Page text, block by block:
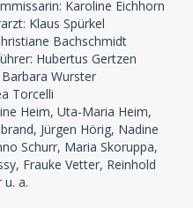
Karoline Eichhorn
Klaus Spürkel
Bachschmidt
Hubertus Gertzen
Wurster
Torcelli
Heim, Uta-Maria Heim,
Jürgen Hörig, Nadine
Schurr, Maria Skoruppa,
Frauke Vetter, Reinhold
u. a.